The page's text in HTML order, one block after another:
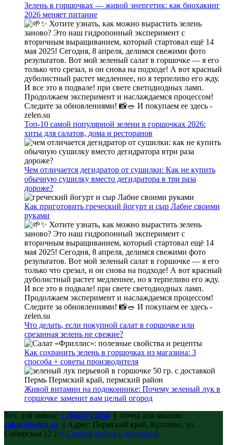
Зелень в горшочках — живой энергетик: как биохакинг
2026 меняет питание
Топ-10 самой популярной зелени в горшочках 2026:
хиты для салатов, дома и ресторанов
Чем отличается дегидратор от сушилки: Как не купить
обычную сушилку вместо дегидратора в три раза
дороже?
Как приготовить греческий йогурт и сыр Лабне своими
руками
Что делать, если покупной салат в горшочке или
срезанная зелень не свежие?
Как сохранить зелень в горшочках из магазина: 3
способа + советы производителя
Живой витамин на подоконнике: Почему зеленый лук в
горшочке заменит вам целый огород
Тел. для заявок: +79024713264 || почта для заказов:
zakaz@zelen.su || Адрес: Пермский край, Култаево, ул.
Сибирская 12 || @Свежая зелень с доставкой